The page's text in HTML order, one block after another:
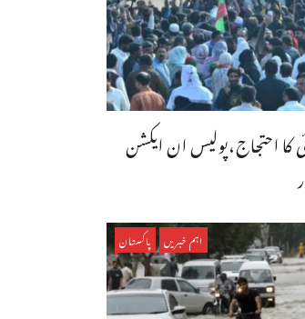
کا احتجاج،پولیس ان ایکشن
اہم خبریں پاکستان